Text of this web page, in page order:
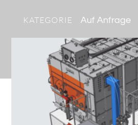
KATEGORIE Auf Anfrage